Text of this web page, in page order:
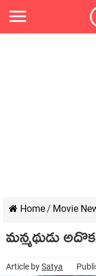
Home/ Movie
మన్మథుడు
Article bySatya